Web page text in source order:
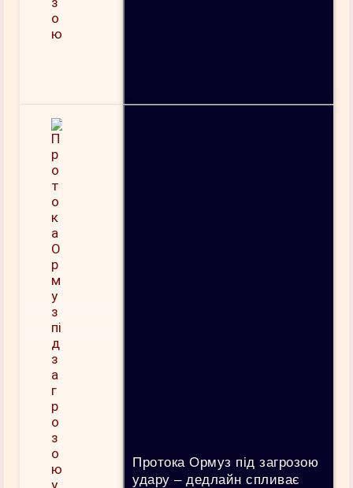
Протока Ормуз під загрозою
удару – дедлайн спливає